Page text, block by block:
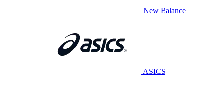
New Balance
ASICS